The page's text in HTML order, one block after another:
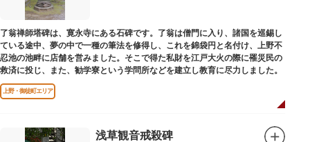
了翁禅師塔碑は、寛永寺にある石碑です。了翁は僧門に入り、諸国を巡錫し
ている途中、夢の中で一種の筆法を修得し、これを錦袋円と名付け、上野不
忍池の池畔に店舗を営みました。そこで得た私財を江戸大火の際に罹災民の
救済に投じ、また、勧学寮という学問所などを建立し教育に尽力しました。
上野・御徒町エリア
浅草観音戒殺碑